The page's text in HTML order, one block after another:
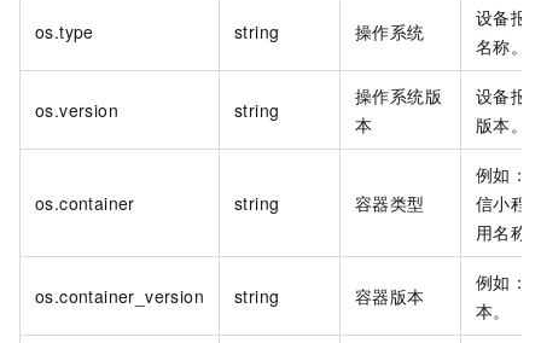
os.type string 操作系统
设备报
名称。
os.version string
操作系统版
本
设备报
版本。
os.container string 容器类型
例如：
信小程
用名称
os.container_version string 容器版本
例如：
本。